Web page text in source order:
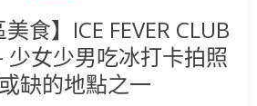
美食】ICE FEVER CLUB
少女少男吃冰打卡拍照
缺的地點之一